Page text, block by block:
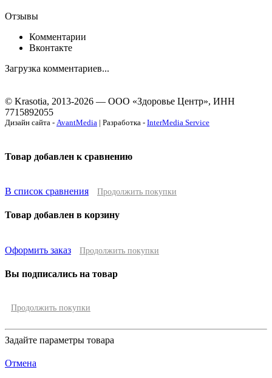
Отзывы
Комментарии
Вконтакте
Загрузка комментариев...
© Krasotia, 2013-2026 — ООО «Здоровье Центр», ИНН
7715892055
Дизайн сайта - AvantMedia | Разработка - InterMedia Service
Товар добавлен к сравнению
В список сравнения Продолжить покупки
Товар добавлен в корзину
Оформить заказ Продолжить покупки
Вы подписались на товар
Продолжить покупки
Задайте параметры товара
Отмена